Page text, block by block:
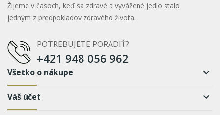
Žijeme v časoch, keď sa zdravé a vyvážené jedlo stalo
jedným z predpokladov zdravého života.
POTREBUJETE PORADIŤ?
+421 948 056 962
Všetko o nákupe keyboard_arrow_down
Váš účet keyboard_arrow_down